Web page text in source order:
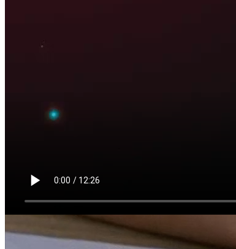
Cục Thống kê vừa công bố báo cáo tình hình kinh tế - xã
nghiệp bất động sản quay trở lại thị trường.
Tuy nhiên, báo cáo cũng cho biết các doanh nghiệp kinh
VIDEO LIÊN QUAN